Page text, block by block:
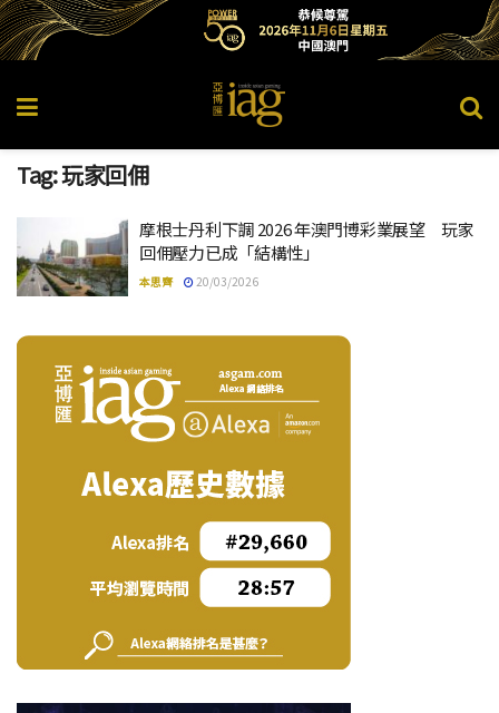
Tag:玩家回佣
摩根士丹利下調 2026 年澳門博彩業展望 玩家
回佣壓力已成「結構性」
本思齊 20/03/2026